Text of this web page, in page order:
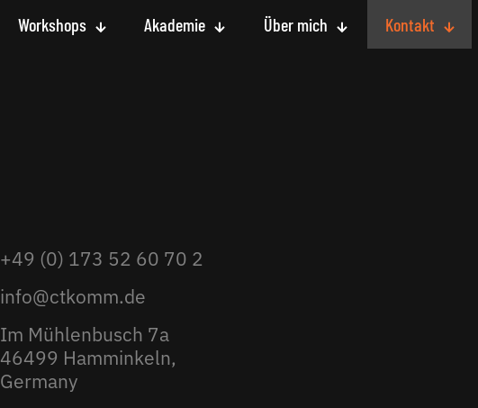
Workshops Akademie Über mich Kontakt
+49 (0) 173 52 60 70 2
info@ctkomm.de
Im Mühlenbusch 7a
46499 Hamminkeln,
Germany